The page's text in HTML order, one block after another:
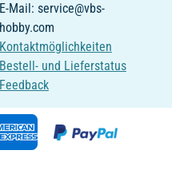
E-Mail: service@vbs-
hobby.com
Kontaktmöglichkeiten
Bestell- und Lieferstatus
Feedback